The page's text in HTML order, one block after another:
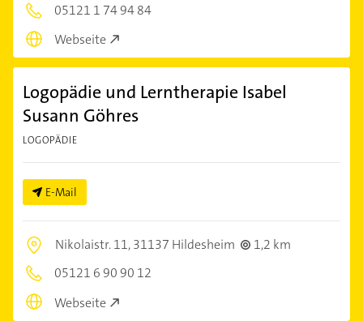
05121 1 74 94 84
Webseite
Logopädie und Lerntherapie Isabel
Susann Göhres
LOGOPÄDIE
E-Mail
Nikolaistr. 11,31137 Hildesheim
1,2 km
05121 6 90 90 12
Webseite